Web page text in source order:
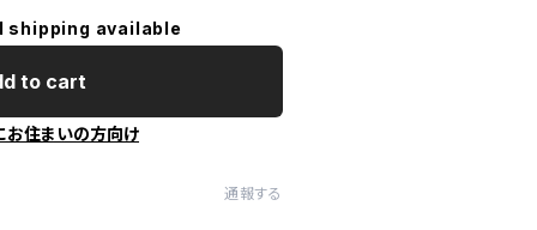
shipping available
to cart
お住まいの方向け
通報する